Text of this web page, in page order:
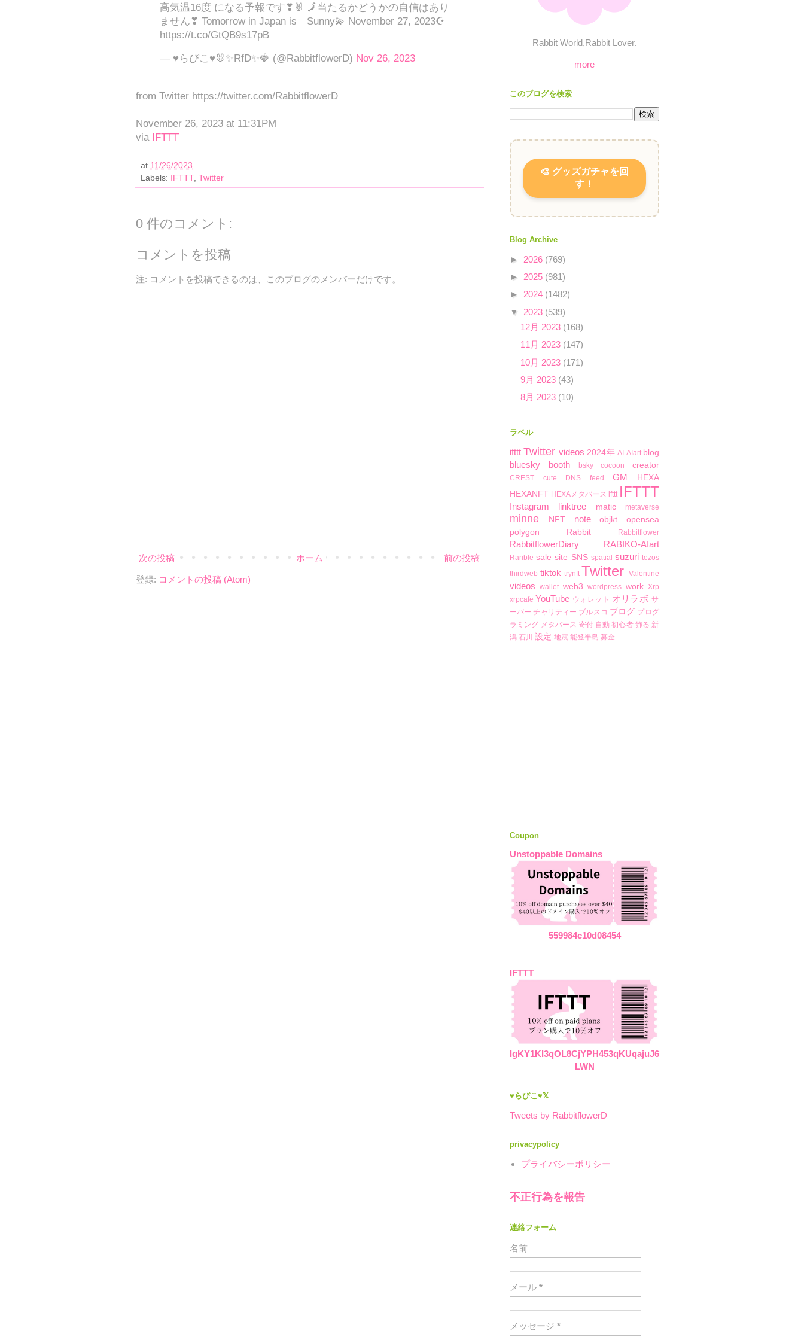
高気温16度 になる予報です❣🐰 🗾当たるかどうかの自信はあり
ません❣ Tomorrow in Japan is Sunny💫 November 27, 2023☪
https://t.co/GtQB9s17pB
— ♥らびこ♥🐰✨RfD✨🍓 (@RabbitflowerD) Nov 26, 2023
from Twitter https://twitter.com/RabbitflowerD
November 26, 2023 at 11:31PM
via IFTTT
at 11/26/2023
Labels:
IFTTT, Twitter
0 件のコメント:
コメントを投稿
注: コメントを投稿できるのは、このブログのメンバーだけです。
次の投稿 前の投稿
ホーム
登録: コメントの投稿 (Atom)
Rabbit World,Rabbit Lover.
more
このブログを検索
🎨 グッズガチャを回
す！
Blog Archive
► 2026 (769)
► 2025 (981)
► 2024 (1482)
▼ 2023 (539)
12月 2023 (168)
11月 2023 (147)
10月 2023 (171)
9月 2023 (43)
8月 2023 (10)
ラベル
ifttt Twitter videos 2024年 AI AIart blog
bluesky booth bsky cocoon creator
CREST cute DNS feed GM
HEXA
HEXANFT HEXAメタバース ifttt IFTTT
Instagram linktree matic metaverse
minne NFT note objkt
opensea
polygon
Rabbit Rabbitflower
RabbitflowerDiary RABIKO-AIart
Rarible sale site SNS spatial suzuri tezos
thirdweb tiktok trynft Twitter Valentine
videos wallet web3 wordpress work Xrp
xrpcafe YouTube ウォレット オリラボ サ
ーバー チャリティー ブルスコ ブログ プログ
ラミング メタバース 寄付 自動 初心者 飾る 新
潟 石川 設定 地震 能登半島 募金
Coupon
Unstoppable Domains
559984c10d08454
IFTTT
IgKY1KI3qOL8CjYPH453qKUqajuJ6
LWN
♥らびこ♥𝕏
Tweets by RabbitflowerD
privacypolicy
プライバシーポリシー
不正行為を報告
連絡フォーム
名前
メール *
メッセージ *